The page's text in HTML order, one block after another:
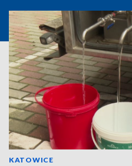
KATOWICE